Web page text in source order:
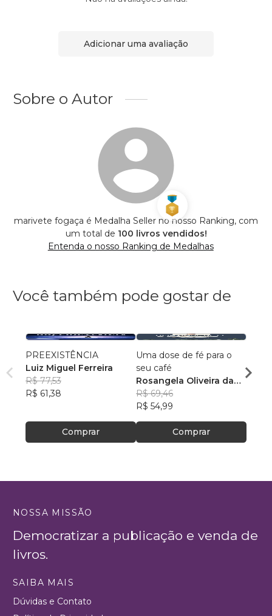
Adicionar uma avaliação
Sobre o Autor
marivete fogaça é Medalha Seller no nosso Ranking, com
um total de 100 livros vendidos!
Entenda o nosso Ranking de Medalhas
Você também pode gostar de
PREEXISTÊNCIA
Luiz Miguel Ferreira
R$ 77,53
R$ 61,38
Comprar
Uma dose de fé para o
seu café
Rosangela Oliveira da
Silva
R$ 69,46
R$ 54,99
Comprar
R$
NOSSA MISSÃO
Democratizar a publicação e venda de
livros.
SAIBA MAIS
Dúvidas e Contato